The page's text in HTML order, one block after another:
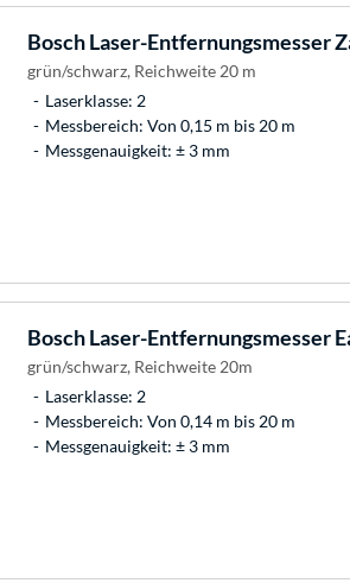
BoschLaser-Entfernungsmesser
grün/schwarz, Reichweite 20 m
Laserklasse: 2
Messbereich: Von 0,15 m bis 20 m
Messgenauigkeit: ± 3 mm
BoschLaser-Entfernungsmesser
grün/schwarz, Reichweite 20m
Laserklasse: 2
Messbereich: Von 0,14 m bis 20 m
Messgenauigkeit: ± 3 mm